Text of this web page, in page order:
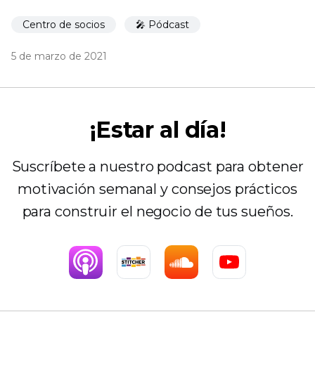
Centro de socios 🎤 Pódcast
5 de marzo de 2021
¡Estar al día!
Suscríbete a nuestro podcast para obtener
motivación semanal y consejos prácticos
para construir el negocio de tus sueños.